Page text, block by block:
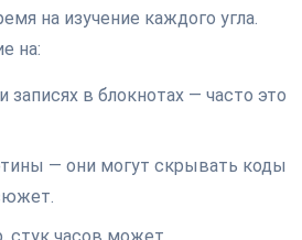
на изучение каждого угла.
на:
записях в блокнотах — часто это
— они могут скрывать коды